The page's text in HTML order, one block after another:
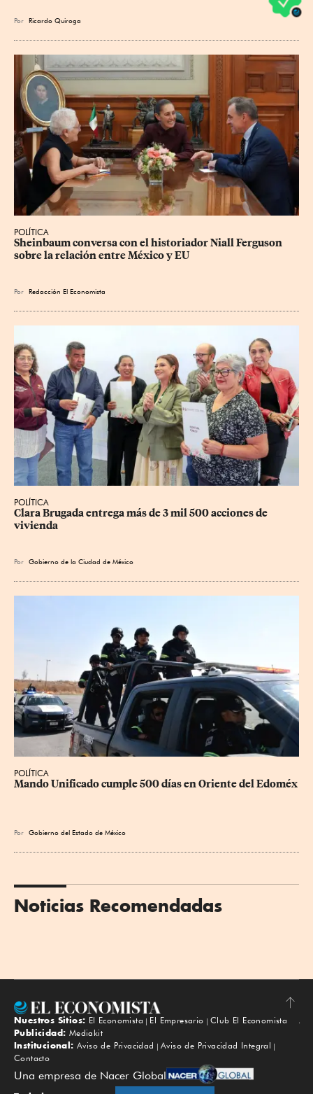
Por Ricardo Quiroga
POLÍTICA
Sheinbaum conversa con el historiador Niall Ferguson
sobre la relación entre México y EU
Por Redacción El Economista
POLÍTICA
Clara Brugada entrega más de 3 mil 500 acciones de
vivienda
Por Gobierno de la Ciudad de México
POLÍTICA
Mando Unificado cumple 500 días en Oriente del Edoméx
Por Gobierno del Estado de México
Noticias Recomendadas
Subir
Nuestros Sitios: El Economista El Empresario
Club El Economista
Publicidad: Mediakit
Institucional: Aviso de Privacidad
Aviso de Privacidad Integral
Contacto
Una empresa de Nacer Global